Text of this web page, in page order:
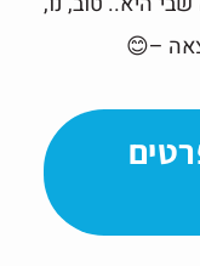
–
😊